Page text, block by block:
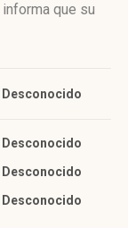
que su
Desconocido
Desconocido
Desconocido
Desconocido